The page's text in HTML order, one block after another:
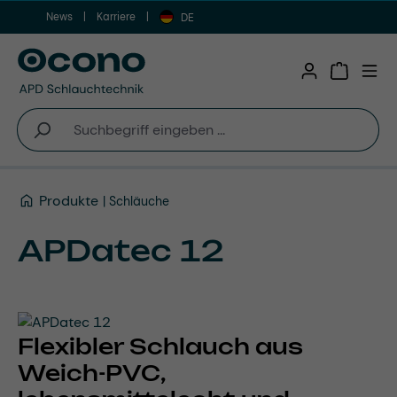
Zum Hauptinhalt springen
News Karriere DE
Produkte Schläuche
APDatec 12
Flexibler Schlauch aus
Weich-PVC,